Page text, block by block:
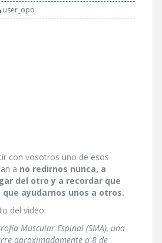
user_opo
con vosotros uno de esos
a no redirnos nunca, a
del otro y a recordar que
ayudarnos unos a otros.
del video:
Muscular Espinal (SMA), una
aproximadamente a 8 de